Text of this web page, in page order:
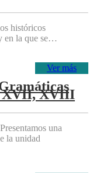
históricos
en la que se…
Ver más
XVII, XVIII
una
la unidad